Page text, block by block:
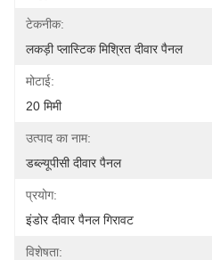
टेकनीक:
लकड़ी प्लास्टिक मिश्रित दीवार पैनल
मोटाई:
20 मिमी
उत्पाद का नाम:
डब्ल्यूपीसी दीवार पैनल
प्रयोग:
इंडोर दीवार पैनल गिरावट
विशेषता: